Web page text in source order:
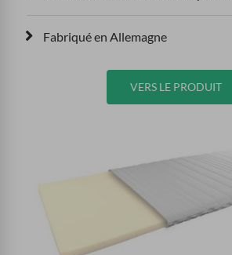
Fabriqué en Allemagne
VERS LE PRODUIT